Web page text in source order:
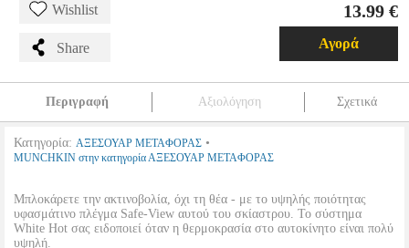
Wishlist
Share
13.99 €
Αγορά
Περιγραφή Αξιολόγηση Σχετικά
Κατηγορία: ΑΞΕΣΟΥΑΡ ΜΕΤΑΦΟΡΑΣ •
MUNCHKIN στην κατηγορία ΑΞΕΣΟΥΑΡ ΜΕΤΑΦΟΡΑΣ
Μπλοκάρετε την ακτινοβολία, όχι τη θέα - με το υψηλής ποιότητας
υφασμάτινο πλέγμα Safe-View αυτού του σκίαστρου. Το σύστημα
White Hot σας ειδοποιεί όταν η θερμοκρασία στο αυτοκίνητο είναι πολύ
υψηλή.